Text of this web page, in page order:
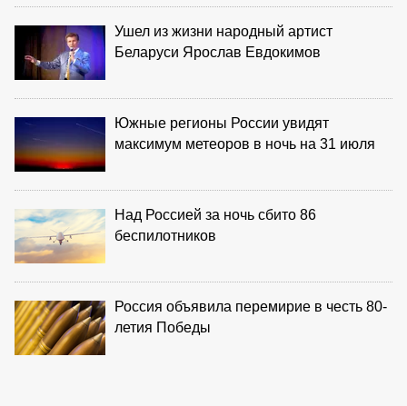
Ушел из жизни народный артист
Беларуси Ярослав Евдокимов
Южные регионы России увидят
максимум метеоров в ночь на 31 июля
Над Россией за ночь сбито 86
беспилотников
Россия объявила перемирие в честь 80-
летия Победы